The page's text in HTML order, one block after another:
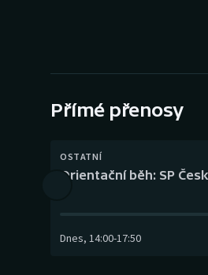
Přímé přenosy
OSTATNÍ
Orientační běh: SP
Dnes, 14:00-17:50